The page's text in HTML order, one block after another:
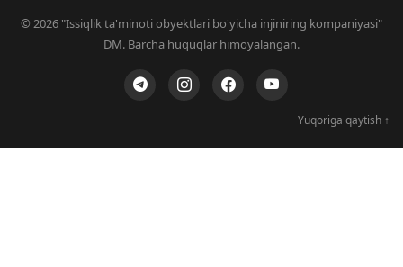
© 2026 "Issiqlik ta'minoti obyektlari bo'yicha injiniring kompaniyasi"
DM. Barcha huquqlar himoyalangan.
Yuqoriga qaytish ↑